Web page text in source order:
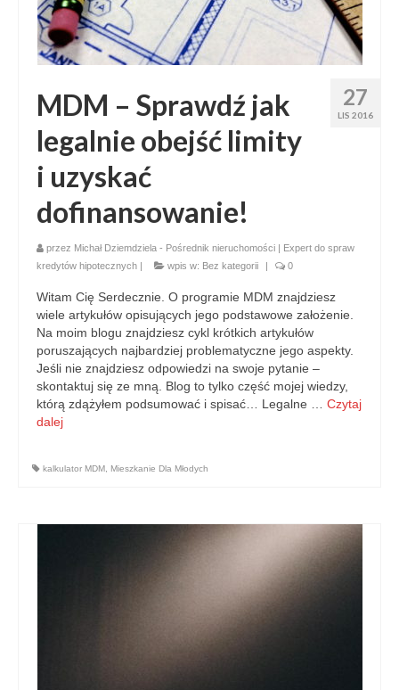
27
LIS 2016
MDM – Sprawdź jak
legalnie obejść limity
i uzyskać
dofinansowanie!
przez Michał Dziemdziela - Pośrednik nieruchomości | Expert do spraw
kredytów hipotecznych | wpis w: Bez kategorii | 0
Witam Cię Serdecznie. O programie MDM znajdziesz
wiele artykułów opisujących jego podstawowe założenie.
Na moim blogu znajdziesz cykl krótkich artykułów
poruszających najbardziej problematyczne jego aspekty.
Jeśli nie znajdziesz odpowiedzi na swoje pytanie –
skontaktuj się ze mną. Blog to tylko część mojej wiedzy,
którą zdążyłem podsumować i spisać… Legalne … Czytaj
dalej
kalkulator MDM Mieszkanie Dla Młodych